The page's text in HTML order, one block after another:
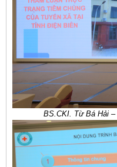
BS.CKI. Từ Bá Hải –